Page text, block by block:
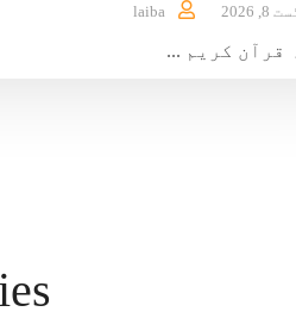
2026
laiba
قرآن کریم ...